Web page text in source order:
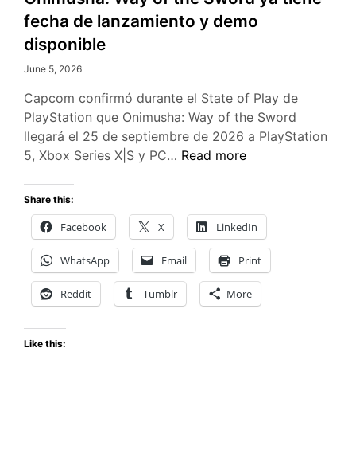
fecha de lanzamiento y demo
disponible
June 5, 2026
Capcom confirmó durante el State of Play de
PlayStation que Onimusha: Way of the Sword
llegará el 25 de septiembre de 2026 a PlayStation
5, Xbox Series X|S y PC… Onimusha:
the
Sword
ya
tiene
fecha
de
Read more
Share this:
Facebook X LinkedIn
WhatsApp Email Print
Reddit Tumblr More
Like this: